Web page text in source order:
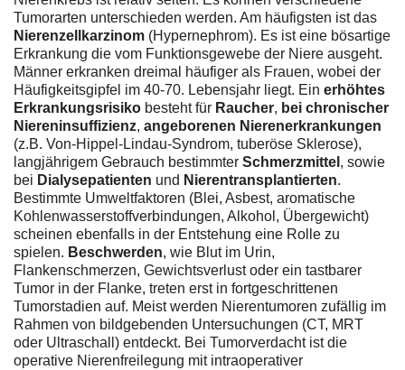
Tumorarten unterschieden werden. Am häufigsten ist das
Nierenzellkarzinom (Hypernephrom). Es ist eine bösartige
Erkrankung die vom Funktionsgewebe der Niere ausgeht.
Männer erkranken dreimal häufiger als Frauen, wobei der
Häufigkeitsgipfel im 40-70. Lebensjahr liegt. Ein erhöhtes
Erkrankungsrisiko besteht für Raucher, bei chronischer
Niereninsuffizienz, angeborenen Nierenerkrankungen
(z.B. Von-Hippel-Lindau-Syndrom, tuberöse Sklerose),
langjährigem Gebrauch bestimmter Schmerzmittel , sowie
bei Dialysepatienten und Nierentransplantierten.
Bestimmte Umweltfaktoren (Blei, Asbest, aromatische
Kohlenwasserstoffverbindungen, Alkohol, Übergewicht)
scheinen ebenfalls in der Entstehung eine Rolle zu
spielen. Beschwerden, wie Blut im Urin,
Flankenschmerzen, Gewichtsverlust oder ein tastbarer
Tumor in der Flanke, treten erst in fortgeschrittenen
Tumorstadien auf. Meist werden Nierentumoren zufällig im
Rahmen von bildgebenden Untersuchungen (CT, MRT
oder Ultraschall) entdeckt. Bei Tumorverdacht ist die
operative Nierenfreilegung mit intraoperativer